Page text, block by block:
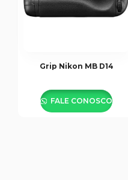
Grip Nikon MB D14
FALE CONOSCO